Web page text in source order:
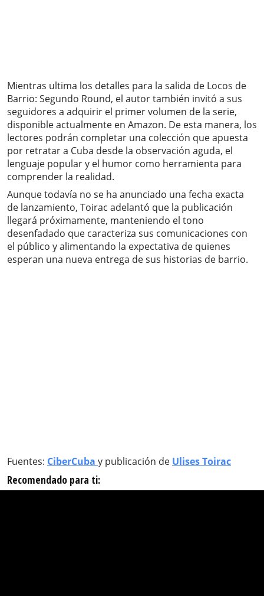
Mientras ultima los detalles para la salida de Locos de
Barrio: Segundo Round, el autor también invitó a sus
seguidores a adquirir el primer volumen de la serie,
disponible actualmente en Amazon. De esta manera, los
lectores podrán completar una colección que apuesta
por retratar a Cuba desde la observación aguda, el
lenguaje popular y el humor como herramienta para
comprender la realidad.
Aunque todavía no se ha anunciado una fecha exacta
de lanzamiento, Toirac adelantó que la publicación
llegará próximamente, manteniendo el tono
desenfadado que caracteriza sus comunicaciones con
el público y alimentando la expectativa de quienes
esperan una nueva entrega de sus historias de barrio.
Fuentes: CiberCuba y publicación de Ulises Toirac
Recomendado para ti: